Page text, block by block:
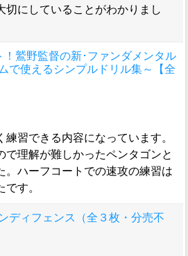
切にしていることがわかりまし
！鷲野監督の新･ファンダメンタル
で使えるシンプルドリル集～【全
習できる内容になっています。
で理解が難しかったペンタゴンと
。ハーフコートでの速攻の練習は
す。
ディフェンス（全３枚・分売不